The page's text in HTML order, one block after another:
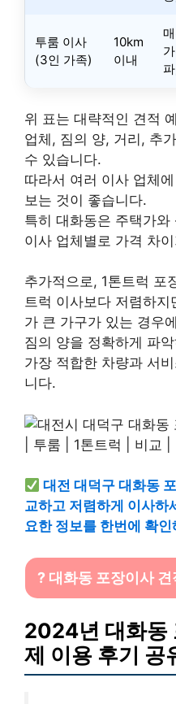
투룸 이사
(3인 가족)
10km
이내
위 표는 대략적인 견적
업체, 짐의 양, 거리, 추
수 있습니다.
따라서 여러 이사 업체
보는 것이 좋습니다.
특히 대화동은 주택가
이사 업체별로 가격 차
추가적으로, 1톤트럭 포
트럭 이사보다 저렴하지
가 큰 가구가 있는 경우
짐의 양을 정확하게 파
가장 적합한 차량과 서
니다.
대전 대덕구 대화동
교하고 저렴하게 이사하
요한 정보를 한번에 확
? 대화동 포장이사
2024년 대화동
제 이용 후기 공